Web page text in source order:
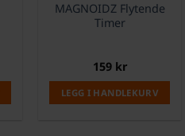
MAGNOIDZ Flytende
Timer
159 kr
LEGG I HANDLEKURV